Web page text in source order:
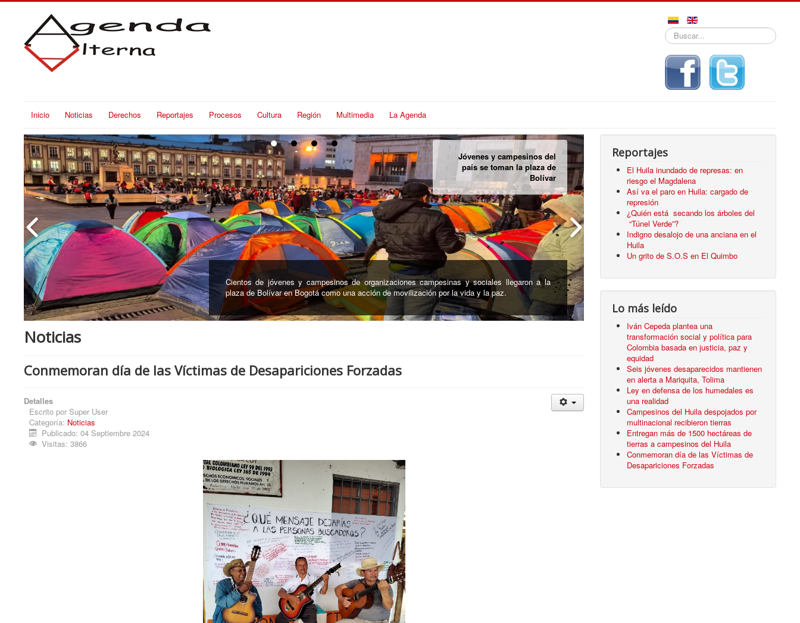
Buscar...
Inicio Noticias Derechos Reportajes Procesos Cultura Región Multimedia La Agenda
Encuentran cuerpos de
personadas desaparecidas en
Neiva
En el Cementerio Central de Neiva, la Unidad de búsqueda de Personas Desaparecidas
recuperó 12 cuerpos de personas desaparecidas en el marco del conflicto armado
Noticias
Conmemoran día de las Víctimas de Desapariciones Forzadas
Detalles
Escrito por Super User
Categoría: Noticias
Publicado: 04 Septiembre 2024
Visitas: 3866
Reportajes
El Huila inundado de represas: en
riesgo el Magdalena
Así va el paro en Huila: cargado de
represión
¿Quién está secando los árboles del
“Túnel Verde”?
Indigno desalojo de una anciana en el
Huila
Un grito de S.O.S en El Quimbo
Lo más leído
Iván Cepeda plantea una
transformación social y política para
Colombia basada en justicia, paz y
equidad
Seis jóvenes desaparecidos mantienen
en alerta a Mariquita, Tolima
Ley en defensa de los humedales es
una realidad
Campesinos del Huila despojados por
multinacional recibieron tierras
Entregan más de 1500 hectáreas de
tierras a campesinos del Huila
Conmemoran día de las Víctimas de
Desapariciones Forzadas